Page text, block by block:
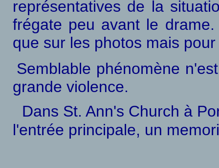
représentatives de la
frégate peu avant le
que sur les photos mais
Semblable phénomène
grande violence.
Dans St. Ann's Church à
l'entrée principale, un